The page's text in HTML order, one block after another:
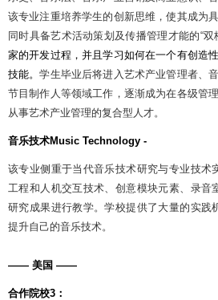
该专业注重培养学生的创新思维，使其成为
同时具备艺术活动策划及传播管理才能的“双
家的开发过程，并且学习如何在一个有创造
技能。学生毕业后将进入艺术产业管理者、
节目制作人等领域工作，逐渐成为在各级管
从事艺术产业管理的复合型人才。
音乐技术Music Technology -
该专业侧重于当代音乐技术研究与专业技术
工程和人机交互技术、创意模块元素、录音
研究成果进行教学。学校提供了大量的实践
提升自己的音乐技术。
—— 美国 ——
合作院校3 ：